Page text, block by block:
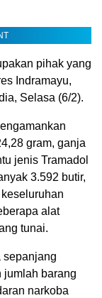
pihak yang
Indramayu,
Selasa (6/2).
gram, ganja
jenis Tramadol
3.592 butir,
alat
tunai.
sepanjang
jumlah barang
narkoba